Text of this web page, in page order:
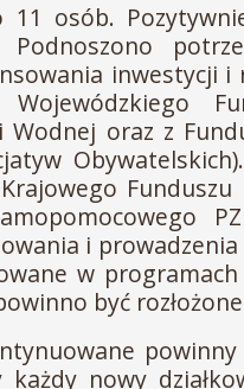
11 osób.
inwestycji
oraz z
Funduszu
i prowadzenia
w
być
każdy nowy